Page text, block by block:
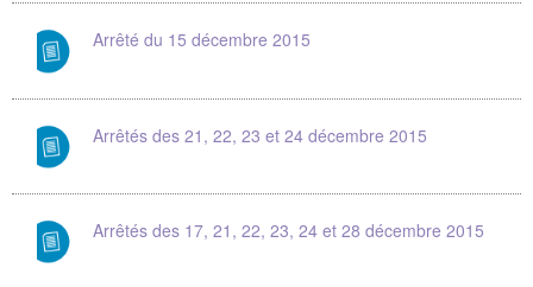
Arrêté du 15 décembre 2015
Arrêtés des 21, 22, 23 et 24 décembre 2015
Arrêtés des 17, 21, 22, 23, 24 et 28 décembre 2015